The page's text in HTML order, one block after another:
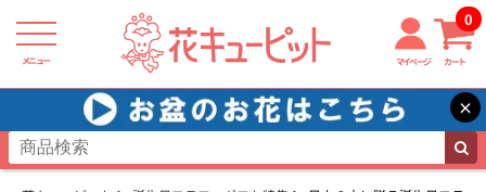
メニュー マイページ カート
0
×